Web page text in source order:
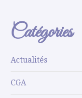
Catégories
Actualités
CGA